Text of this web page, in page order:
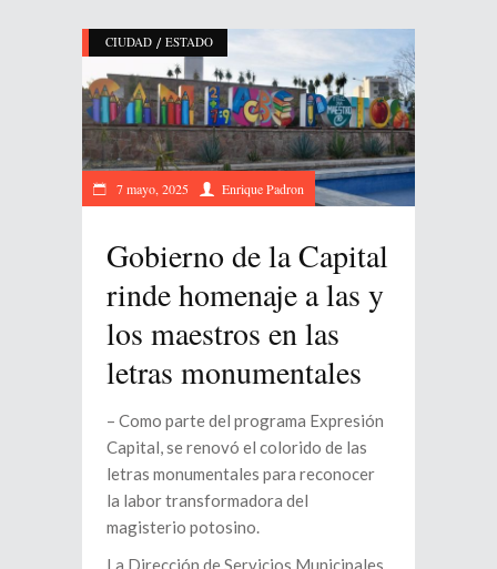
CIUDAD / ESTADO
7 mayo, 2025 Enrique Padron
Gobierno de la Capital
rinde homenaje a las y
los maestros en las
letras monumentales
– Como parte del programa Expresión
Capital, se renovó el colorido de las
letras monumentales para reconocer
la labor transformadora del
magisterio potosino.
La Dirección de Servicios Municipales